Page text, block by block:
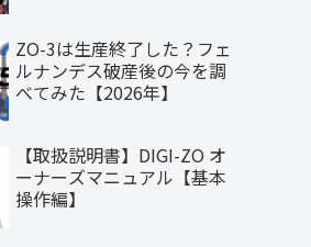
ZO-3は生産終了した？フェ
ルナンデス破産後の今を調
べてみた【2026年】
【取扱説明書】DIGI-ZO オ
ーナーズマニュアル【基本
操作編】